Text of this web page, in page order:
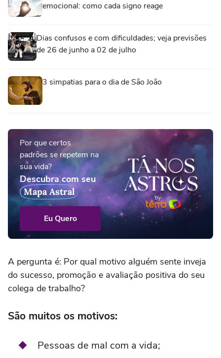
emocional: como cada signo reage
Dias confusos e com dificuldades; veja previsões
de 26 de junho a 02 de julho
3 simpatias para o dia de São João
Por que certos
padrões se repetem na
sua vida?
Descubra com seu
Mapa Astral
Eu Quero
A pergunta é: Por qual motivo alguém sente inveja
do sucesso, promoção e avaliação positiva do seu
colega de trabalho?
São muitos os motivos:
Pessoas de mal com a vida;